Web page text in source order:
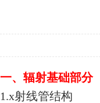
一、 辐射基础部分
1.x射线管结构